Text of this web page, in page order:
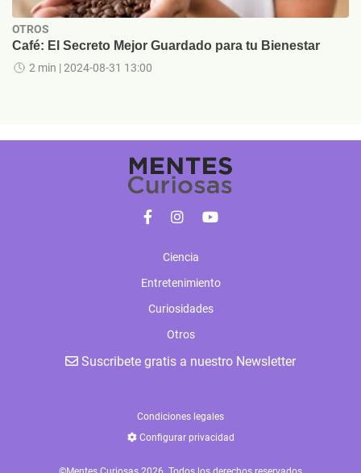
OTROS
Café: El Secreto Mejor Guardado para tu Bienestar
2 min | 2024-08-31 13:00
Ciencia
Entretenimiento
Curiosidades
Otros
Suscribete gratis a nuestro Newsletter
Condiciones legales
Configurar privacidad